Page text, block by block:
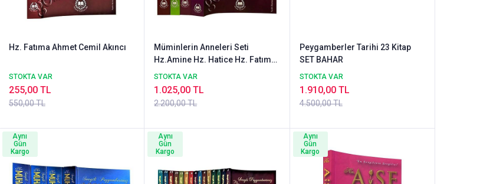
Hz. Fatıma Ahmet Cemil Akıncı
STOKTA VAR
550,00 TL
255,00 TL
Müminlerin Anneleri Seti
Hz.Amine Hz. Hatice Hz. Fatıma
Hz. Aişe
STOKTA VAR
2.200,00 TL
1.025,00 TL
Peygamberler Tarihi 23 Kitap
SET BAHAR
STOKTA VAR
4.500,00 TL
1.910,00 TL
Aynı
Gün
Kargo
Aynı
Gün
Kargo
Aynı
Gün
Kargo